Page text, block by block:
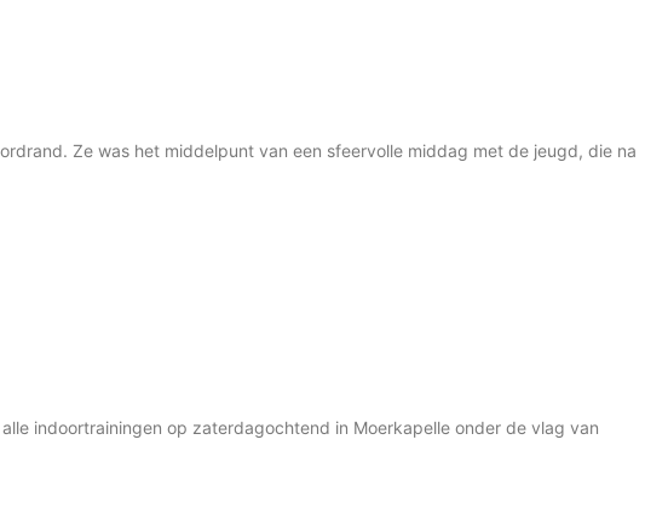
Ze was het middelpunt van een sfeervolle middag met de jeugd, die na
indoortrainingen op zaterdagochtend in Moerkapelle onder de vlag van